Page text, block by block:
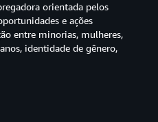
orientada pelos
e ações
entre minorias, mulheres,
identidade de gênero,